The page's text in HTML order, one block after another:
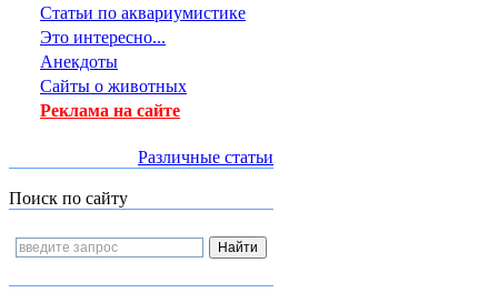
Статьи по аквариумистике
Это интересно...
Анекдоты
Сайты о животных
Реклама на сайте
Различные статьи
Поиск по сайту